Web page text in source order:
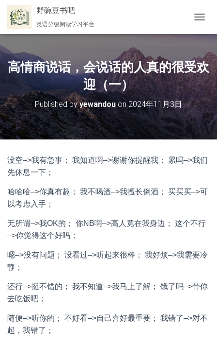
野豌豆书吧
英语分级阅读学习平台
换
高情商说话，会说话的人真的很受欢
迎（一）
Published byyewandou on2024年11月3日
没空–>我有急事； 我知道啊–>谢谢你提醒我； 累吗–>我们
先休息一下；
哈哈哈–>你真有趣； 我不喝酒–>我擅长倒酒； 买买买–>可
以考虑入手；
无所谓–>我OK的； 你NB啊–>高人竟在我身边； 这个不行
–>你觉得这个好吗；
嗯–>没有问题； 没看过–>听起来很棒； 我好烦–>我需要冷
静；
还行–>挺不错的； 我不知道–>我马上了解； 饿了吗–>带你
去吃饭吧；
随便–>听你的； 不好看–>自己喜好最重要； 我错了–>对不
起，我错了；